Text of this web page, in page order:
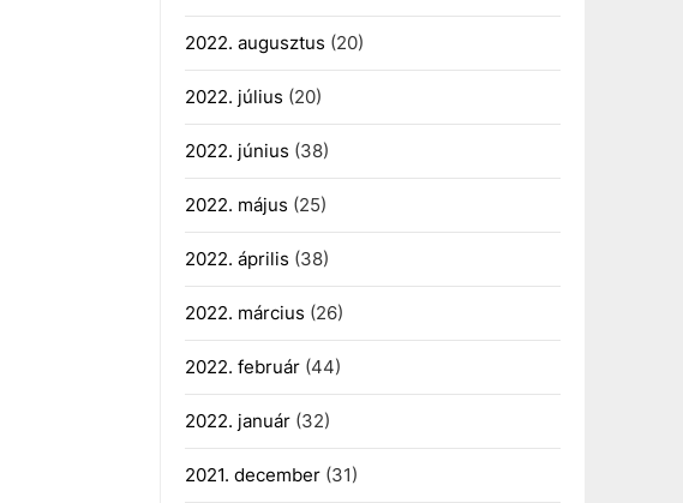
2022. augusztus (20)
2022. július (20)
2022. június (38)
2022. május (25)
2022. április (38)
2022. március (26)
2022. február(44)
2022. január(32)
2021. december(31)